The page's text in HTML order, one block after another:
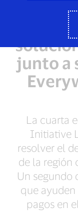
de
junto a
La cuarta
Initiative
resolver el
de la región
Un segundo
que
pagos en